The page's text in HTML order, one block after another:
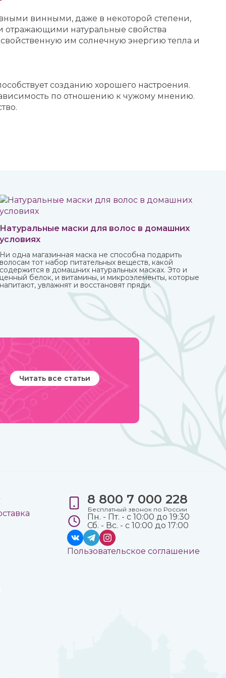
винными, даже в некоторой степени,
натуральные свойства
свойственную им солнечную энергию тепла и
созданию хорошего настроения.
по отношению к чужому мнению.
Натуральные маски для волос в домашних
условиях
Ни одна магазинная маска не способна подарить
волосам тот набор питательных веществ, какой
содержится в домашних натуральных масках. Это и
ценный белок, и витамины, и микроэлементы, которые
напитают, увлажнят и восстановят пряди.
Читать все статьи
8 800 7 000 228
Бесплатный звонок по России
Пн. - Пт. - с 10:00 до 19:30
Сб. - Вс. - с 10:00 до 17:00
Пользовательское соглашение